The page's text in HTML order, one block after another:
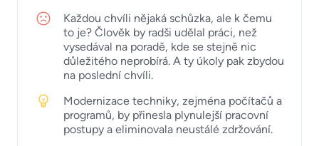
Každou chvíli nějaká schůzka, ale k čemu
to je? Člověk by radši udělal práci, než
vysedával na poradě, kde se stejně nic
důležitého neprobírá. A ty úkoly pak zbydou
na poslední chvíli.
Modernizace techniky, zejména počítačů a
programů, by přinesla plynulejší pracovní
postupy a eliminovala neustálé zdržování.